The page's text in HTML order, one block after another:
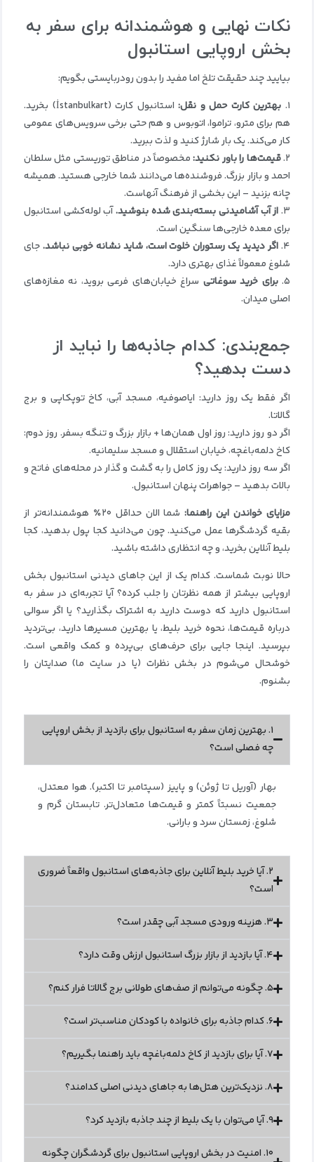
نکات نهایی و هوشمندانه برای سفر به
بخش اروپایی استانبول
بیایید چند حقیقت تلخ اما مفید را بدون رودربایستی بگویم:
۱. بهترین کارت حمل و نقل:
استانبول کارت (İstanbulkart) بخرید.
هم برای مترو، تراموا، اتوبوس و هم حتی برخی سرویس‌های عمومی
کار می‌کند. یک بار شارژ کنید و لذت ببرید.
۲. قیمت‌ها را باور نکنید:مخصوصاً در مناطق توریستی مثل سلطان
احمد و بازار بزرگ. فروشنده‌ها می‌دانند شما خارجی هستید. همیشه
چانه بزنید – این بخشی از فرهنگ آنهاست.
۳. از آب آشامیدنی بسته‌بندی شده بنوشید.آب لوله‌کشی استانبول
برای معده خارجی‌ها سنگین است.
۴. اگر دیدید یک رستوران خلوت است، شاید نشانه خوبی نباشد.جای
شلوغ معمولاً غذای بهتری دارد.
۵. برای خرید سوغاتی سراغ خیابان‌های فرعی بروید، نه مغازه‌های
اصلی میدان.
جمع‌بندی: کدام جاذبه‌ها را نباید از
دست بدهید؟
اگر فقط یک روز دارید: ایاصوفیه، مسجد آبی، کاخ توپکاپی و برج
گالاتا.
اگر دو روز دارید: روز اول همان‌ها + بازار بزرگ و تنگه بسفر. روز دوم:
کاخ دلمه‌باغچه، خیابان استقلال و مسجد سلیمانیه.
اگر سه روز دارید: یک روز کامل را به گشت و گذار در محله‌های فاتح و
بالات بدهید – جواهرات پنهان استانبول.
مزایای خواندن این راهنما:
شما الان حداقل ۲۰٪ هوشمندانه‌تر از
بقیه گردشگرها عمل می‌کنید. چون می‌دانید کجا پول بدهید، کجا
بلیط آنلاین بخرید، و چه انتظاری داشته باشید.
حالا نوبت شماست. کدام یک از این جاهای دیدنی استانبول بخش
اروپایی بیشتر از همه نظرتان را جلب کرده؟ آیا تجربه‌ای در سفر به
استانبول دارید که دوست دارید به اشتراک بگذارید؟ یا اگر سوالی
درباره قیمت‌ها، نحوه خرید بلیط، یا بهترین مسیرها دارید، بی‌تردید
بپرسید. اینجا جایی برای حرف‌های بی‌پرده و کمک واقعی است.
خوشحال می‌شوم در بخش نظرات (یا در سایت ما) صدایتان را
بشنوم.
۱. بهترین زمان سفر به استانبول برای بازدید از بخش اروپایی
چه فصلی است؟
بهار (آوریل تا ژوئن) و پاییز (سپتامبر تا اکتبر). هوا معتدل،
جمعیت نسبتاً کمتر و قیمت‌ها متعادل‌تر. تابستان گرم و
شلوغ، زمستان سرد و بارانی.
۲. آیا خرید بلیط آنلاین برای جاذبه‌های استانبول واقعاً ضروری
است؟
۳. هزینه ورودی مسجد آبی چقدر است؟
۴. آیا بازدید از بازار بزرگ استانبول ارزش وقت دارد؟
۵. چگونه می‌توانم از صف‌های طولانی برج گالاتا فرار کنم؟
۶. کدام جاذبه برای خانواده با کودکان مناسب‌تر است؟
۷. آیا برای بازدید از کاخ دلمه‌باغچه باید راهنما بگیریم؟
۸. نزدیک‌ترین هتل‌ها به جاهای دیدنی اصلی کدامند؟
۹. آیا می‌توان با یک بلیط از چند جاذبه بازدید کرد؟
۱۰. امنیت در بخش اروپایی استانبول برای گردشگران چگونه